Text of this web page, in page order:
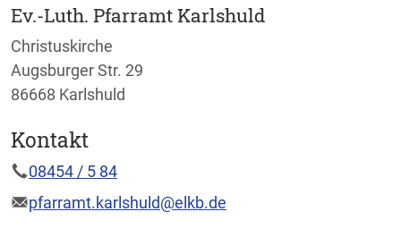
Ev.-Luth. Pfarramt Karlshuld
Christuskirche
Augsburger Str. 29
86668 Karlshuld
Kontakt
08454 / 5 84
pfarramt.karlshuld@elkb.de